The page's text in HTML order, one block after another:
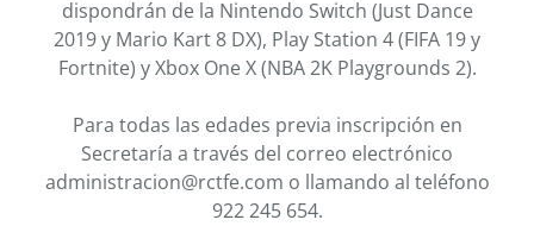
dispondrán de la Nintendo Switch (Just Dance
2019 y Mario Kart 8 DX), Play Station 4 (FIFA 19 y
Fortnite) y Xbox One X (NBA 2K Playgrounds 2).
Para todas las edades previa inscripción en
Secretaría a través del correo electrónico
administracion@rctfe.com o llamando al teléfono
922 245 654.